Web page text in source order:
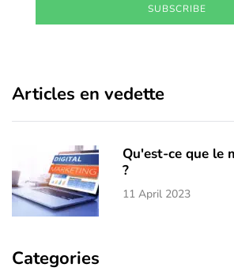
SUBSCRIBE
Articles en vedette
Qu'est-ce que le
?
11 April 2023
Categories